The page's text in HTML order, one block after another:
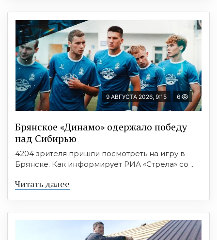
9 АВГУСТА 2026, 9:15 6
Брянское «Динамо» одержало победу
над Сибирью
4204 зрителя пришли посмотреть на игру в
Брянске. Как информирует РИА «Стрела» со ...
Читать далее